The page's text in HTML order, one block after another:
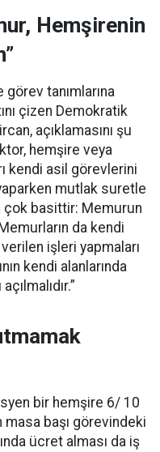
Hemşirenin
tanımlarına
çizen Demokratik
açıklamasını şu
hemşire veya
kendi asil görevlerini
mutlak suretle
çok basittir: Memurun
da kendi
işleri yapmaları
kendi alanlarında
bir hemşire 6/ 10
başı görevindeki
ücret alması da iş